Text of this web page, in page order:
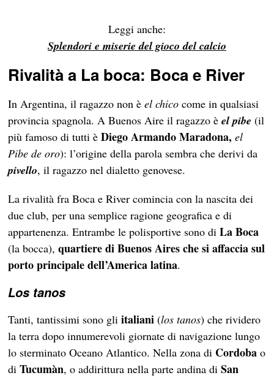
Leggi anche:
Splendori e miserie del gioco del calcio
Rivalità a La boca: Boca e River
In Argentina, il ragazzo non èel chico come in qualsiasi
provincia spagnola. A Buenos Aire il ragazzo èel pibe (il
più famoso di tutti èDiego Armando Maradona,el
Pibe de oro): l’origine della parola sembra che derivi da
pivello, il ragazzo nel dialetto genovese.
La rivalità fra Boca e River comincia con la nascita dei
due club, per una semplice ragione geografica e di
appartenenza. Entrambe le polisportive sono diLa Boca
(la bocca),quartiere di Buenos Aires che si affaccia sul
porto principale dell’America latina.
Los tanos
Tanti, tantissimi sono gliitaliani (los tanos) che rividero
la terra dopo innumerevoli giornate di navigazione lungo
lo sterminato Oceano Atlantico. Nella zona di Cordoba o
diTucumàn, o addirittura nella parte andina diSan